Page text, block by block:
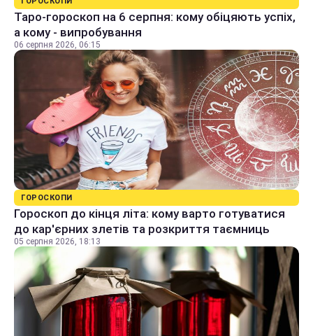
Таро-гороскоп на 6 серпня: кому обіцяють успіх,
а кому - випробування
06 серпня 2026, 06:15
ГОРОСКОПИ
Гороскоп до кінця літа: кому варто готуватися
до кар'єрних злетів та розкриття таємниць
05 серпня 2026, 18:13